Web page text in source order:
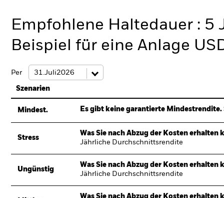
Empfohlene Haltedauer : 5
Beispiel für eine Anlage
Per
Szenarien
Mindest. Es gibt keine garantierte
Stress
Was Sie nach Abzug der Kosten erhalten
Jährliche Durchschnittsrendite
Ungünstig
Was Sie nach Abzug der Kosten erhalten
Jährliche Durchschnittsrendite
Was Sie nach Abzug der Kosten erhalten